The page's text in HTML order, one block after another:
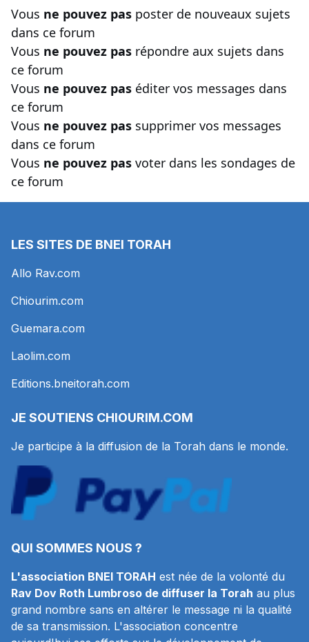
Vous ne pouvez pas poster de nouveaux sujets
dans ce forum
Vous ne pouvez pas répondre aux sujets dans
ce forum
Vous ne pouvez pas éditer vos messages dans
ce forum
Vous ne pouvez pas supprimer vos messages
dans ce forum
Vous ne pouvez pas voter dans les sondages de
ce forum
LES SITES DE BNEI TORAH
Allo Rav.com
Chiourim.com
Guemara.com
Laolim.com
Editions.bneitorah.com
JE SOUTIENS CHIOURIM.COM
Je participe à la diffusion de la Torah dans le monde.
QUI SOMMES NOUS ?
L'association BNEI TORAH est née de la volonté du
Rav Dov Roth Lumbroso de diffuser la Torah au plus
grand nombre sans en altérer le message ni la qualité
de sa transmission. L'association concentre